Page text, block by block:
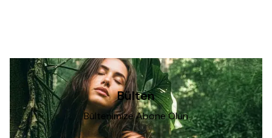
Bülten
Bültenimize Abone Olun